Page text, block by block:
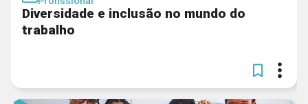
Diversidade e inclusão no mundo do
trabalho